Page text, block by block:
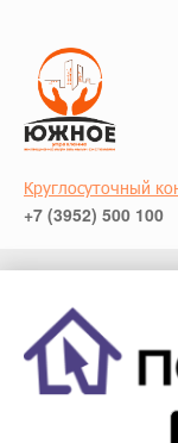
Круглосуточный
+7 (3952) 500 100